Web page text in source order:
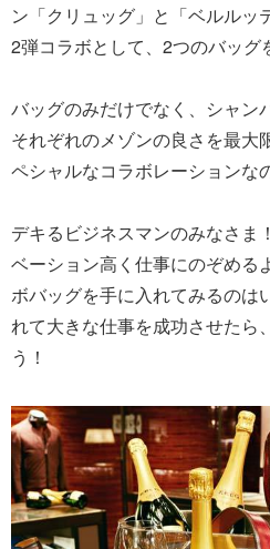
ン「クリュッグ」と「ベルルッ
2弾コラボとして、2つのバッグ
バッグのみだけでなく、シャン
それぞれのメゾンの良さを最大
ペシャルなコラボレーションな
デキるビジネスマンのみなさま
ベーション高く仕事にのぞめる
ボバッグを手に入れてみるのは
れて大きな仕事を成功させたら
う！